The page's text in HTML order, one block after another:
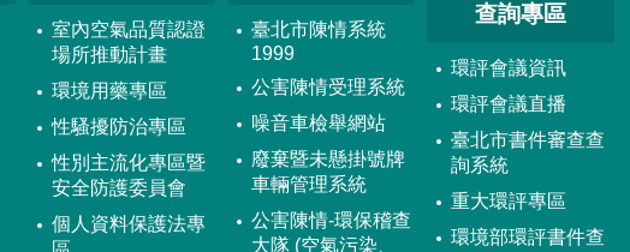
室內空氣品質認證
場所推動計畫
環境用藥專區
性騷擾防治專區
性別主流化專區暨
安全防護委員會
個人資料保護法專
臺北市陳情系統
1999
公害陳情受理系統
噪音車檢舉網站
廢棄暨未懸掛號牌
車輛管理系統
公害陳情-環保稽查
大隊 (空氣污染、
查詢專區
環評會議資訊
環評會議直播
臺北市書件審查查
詢系統
重大環評專區
環境部環評書件查